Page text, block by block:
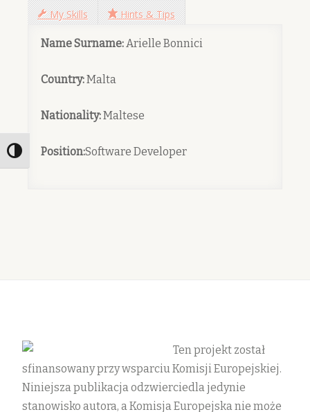
Toggle High Contrast
My Skills
Hints & Tips
Name Surname:Arielle Bonnici
Country:Malta
Nationality:Maltese
Position:Software Developer
Ten projekt został
sfinansowany przy wsparciu Komisji Europejskiej.
Niniejsza publikacja odzwierciedla jedynie
stanowisko autora, a Komisja Europejska nie może